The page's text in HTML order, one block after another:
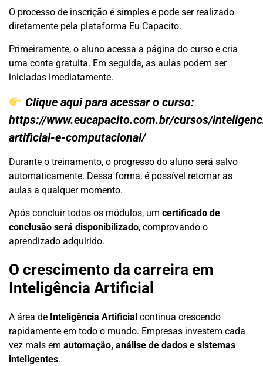
O processo de inscrição é simples e pode ser realizado
diretamente pela plataforma Eu Capacito.
Primeiramente, o aluno acessa a página do curso e cria
uma conta gratuita. Em seguida, as aulas podem ser
iniciadas imediatamente.
Clique aqui para acessar o curso:
https://www.eucapacito.com.br/cursos/
artificial-e-computacional/
Durante o treinamento, o progresso do aluno será salvo
automaticamente. Dessa forma, é possível retomar as
aulas a qualquer momento.
Após concluir todos os módulos, um certificado de
conclusão será disponibilizado, comprovando o
aprendizado adquirido.
O crescimento da carreira em
Inteligência Artificial
A área de Inteligência Artificial continua crescendo
rapidamente em todo o mundo. Empresas investem cada
vez mais em automação, análise de dados e sistemas
inteligentes.